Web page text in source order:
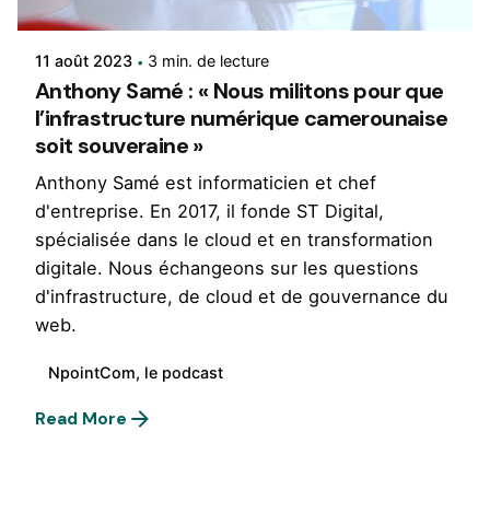
11 août 2023 3 min. de lecture
Anthony Samé : « Nous militons pour que
l’infrastructure numérique camerounaise
soit souveraine »
Anthony Samé est informaticien et chef
d'entreprise. En 2017, il fonde ST Digital,
spécialisée dans le cloud et en transformation
digitale. Nous échangeons sur les questions
d'infrastructure, de cloud et de gouvernance du
web.
NpointCom, le podcast
Read More